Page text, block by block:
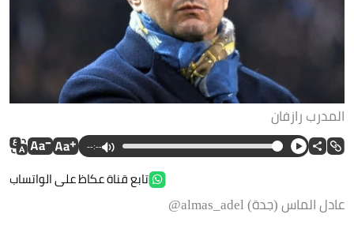
المدرب رازفان
--:--
تابع قناة عكاظ على الواتساب
عادل الماس (جدة) almas_adel@